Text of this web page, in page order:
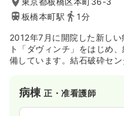
ブランク可
時給2,000円
気になる
板橋本町駅
1分
2012年7月に開院した新し
ト「ダヴィンチ」をはじめ
備しています。結石破砕セ
病棟正・准看護師